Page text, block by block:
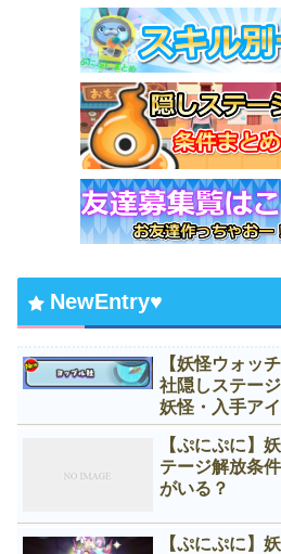
NewEntry♥
【妖怪ウォッ
社隠しステー
妖怪・入手ア
【ぷにぷに】
テージ解放条
がいる？
【ぷにぷに】